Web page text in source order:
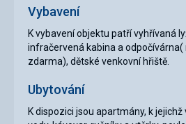
Vybavení
K vybavení objektu patří vyhřívaná
infračervená kabina a odpočívárna(
zdarma), dětské venkovní hřiště.
Ubytování
K dispozici jsou apartmány, k